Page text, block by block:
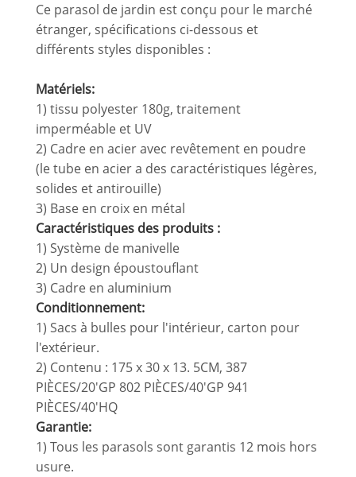
Ce parasol de jardin est conçu pour le marché
étranger, spécifications ci-dessous et
différents styles disponibles :
Matériels:
1) tissu polyester 180g, traitement
imperméable et UV
2) Cadre en acier avec revêtement en poudre
(le tube en acier a des caractéristiques légères,
solides et antirouille)
3) Base en croix en métal
Caractéristiques des produits :
1) Système de manivelle
2) Un design époustouflant
3) Cadre en aluminium
Conditionnement:
1) Sacs à bulles pour l'intérieur, carton pour
l'extérieur.
2) Contenu : 175 x 30 x 13. 5CM, 387
PIÈCES/20'GP 802 PIÈCES/40'GP 941
PIÈCES/40'HQ
Garantie:
1) Tous les parasols sont garantis 12 mois hors
usure.